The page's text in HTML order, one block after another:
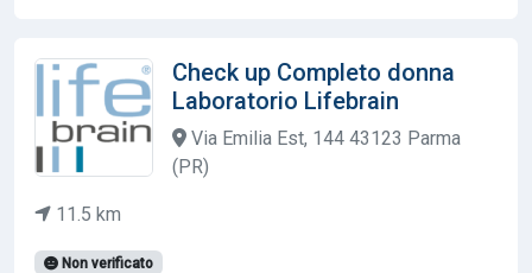
Check up Completo donna
Laboratorio Lifebrain
Via Emilia Est, 144 43123 Parma
(PR)
11.5 km
Non verificato